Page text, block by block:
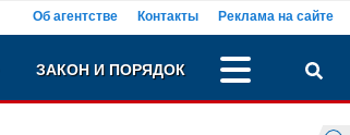
Об агентстве Контакты Реклама на сайте
ЗАКОН И ПОРЯДОК